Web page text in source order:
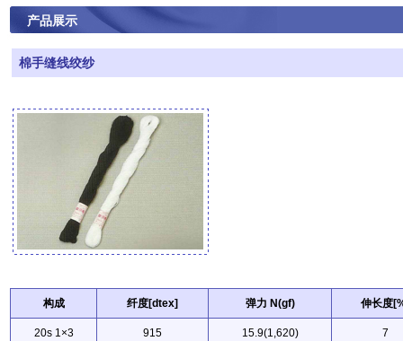
产品展示
棉手缝线绞纱
构成 纤度[dtex] 弹力 N(gf) 伸长度
20s 1×3 915 15.9(1,620) 7